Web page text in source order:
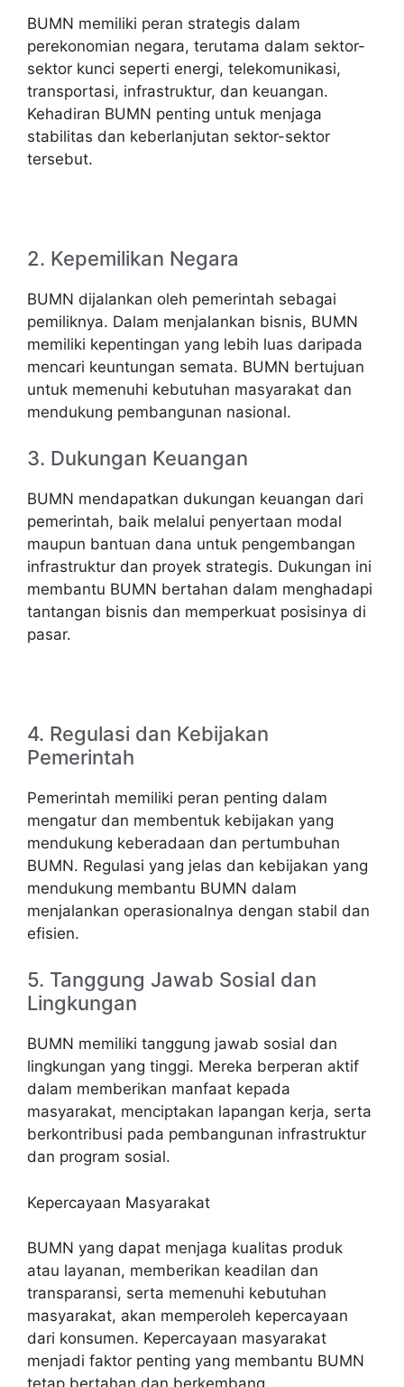
BUMN memiliki peran strategis dalam
perekonomian negara, terutama dalam sektor-
sektor kunci seperti energi, telekomunikasi,
transportasi, infrastruktur, dan keuangan.
Kehadiran BUMN penting untuk menjaga
stabilitas dan keberlanjutan sektor-sektor
tersebut.
2. Kepemilikan Negara
BUMN dijalankan oleh pemerintah sebagai
pemiliknya. Dalam menjalankan bisnis, BUMN
memiliki kepentingan yang lebih luas daripada
mencari keuntungan semata. BUMN bertujuan
untuk memenuhi kebutuhan masyarakat dan
mendukung pembangunan nasional.
3. Dukungan Keuangan
BUMN mendapatkan dukungan keuangan dari
pemerintah, baik melalui penyertaan modal
maupun bantuan dana untuk pengembangan
infrastruktur dan proyek strategis. Dukungan ini
membantu BUMN bertahan dalam menghadapi
tantangan bisnis dan memperkuat posisinya di
pasar.
4. Regulasi dan Kebijakan
Pemerintah
Pemerintah memiliki peran penting dalam
mengatur dan membentuk kebijakan yang
mendukung keberadaan dan pertumbuhan
BUMN. Regulasi yang jelas dan kebijakan yang
mendukung membantu BUMN dalam
menjalankan operasionalnya dengan stabil dan
efisien.
5. Tanggung Jawab Sosial dan
Lingkungan
BUMN memiliki tanggung jawab sosial dan
lingkungan yang tinggi. Mereka berperan aktif
dalam memberikan manfaat kepada
masyarakat, menciptakan lapangan kerja, serta
berkontribusi pada pembangunan infrastruktur
dan program sosial.
Kepercayaan Masyarakat
BUMN yang dapat menjaga kualitas produk
atau layanan, memberikan keadilan dan
transparansi, serta memenuhi kebutuhan
masyarakat, akan memperoleh kepercayaan
dari konsumen. Kepercayaan masyarakat
menjadi faktor penting yang membantu BUMN
tetap bertahan dan berkembang.